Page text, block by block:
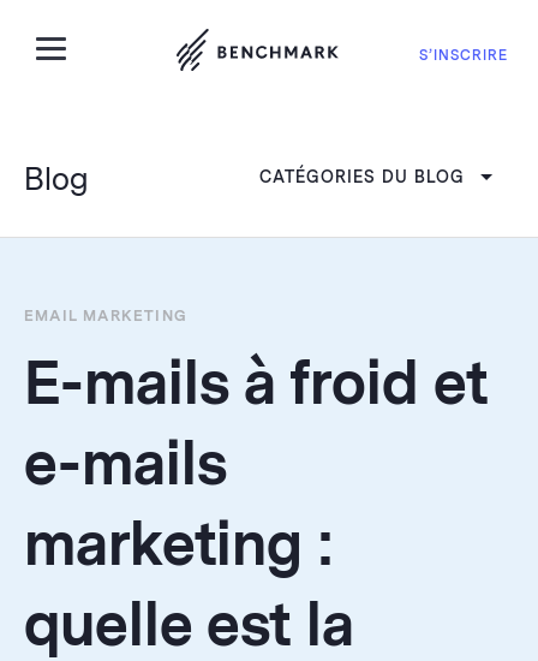
S’INSCRIRE
Blog CATÉGORIES DU BLOG
EMAIL MARKETING
E-mails à froid et
e-mails
marketing :
quelle est la